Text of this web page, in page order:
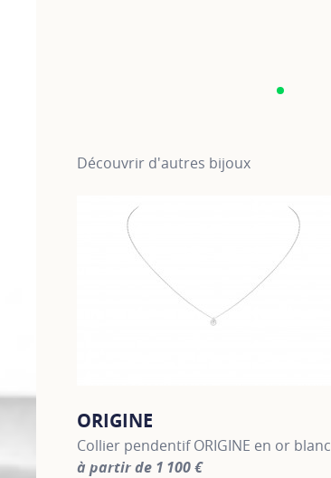
Découvrir d'autres bijoux
ORIGINE
Collier pendentif ORIGINE en or blanc
à partir de 1 100 €